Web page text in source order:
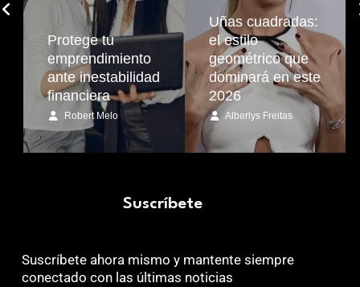
Protege tu
emprendimiento
ante inestabilidad
financiera
Robert Melo
Uñas cuadradas:
el estilo
geométrico que
dominará en este
2026
Alberlys Freitas
Suscríbete
Suscríbete ahora mismo y mantente siempre
conectado con las últimas noticias